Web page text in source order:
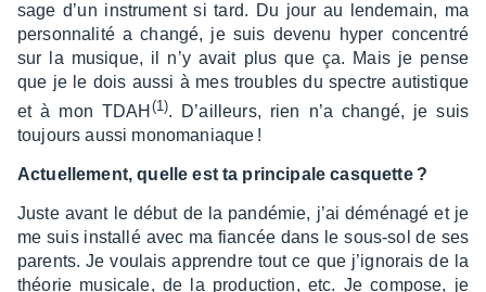
sage d’un instru­ment si tard. Du jour au lende­main, ma
person­na­lité a changé, je suis devenu hyper concen­tré
sur la musique, il n’y avait plus que ça. Mais je pense
que je le dois aussi à mes troubles du spectre autis­tique
et à mon TDAH (1).
D’ailleurs, rien n’a changé, je suis
toujours aussi mono­ma­niaque !
Actuel­le­ment, quelle est ta prin­ci­pale casquette ?
Juste avant le début de la pandé­mie, j’ai démé­nagé et je
me suis installé avec ma fian­cée dans le sous-sol de ses
parents. Je voulais apprendre tout ce que j’igno­rais de la
théo­rie musi­cale, de la produc­tion, etc. Je compose, je